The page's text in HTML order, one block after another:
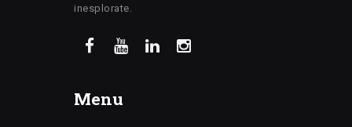
inesplorate.
Menu